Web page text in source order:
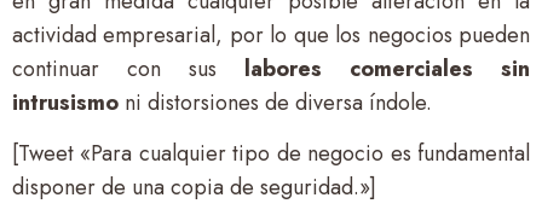
actividad empresarial, por lo que los negocios pueden
continuar con sus labores comerciales sin
intrusismo ni distorsiones de diversa índole.
[Tweet «Para cualquier tipo de negocio es fundamental
disponer de una copia de seguridad.»]